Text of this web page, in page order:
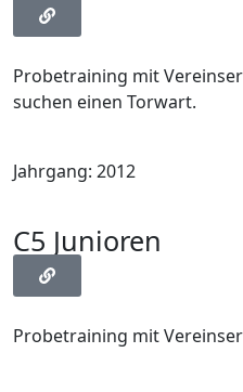
Probetraining mit
suchen einen Torwart.
Jahrgang: 2012
C5 Junioren
Probetraining mit